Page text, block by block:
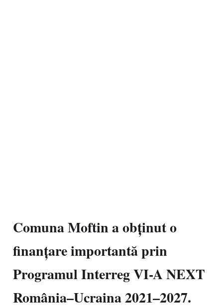
Comuna Moftin a obținut o
finanțare importantă prin
Programul Interreg VI-A NEXT
România–Ucraina 2021–2027.